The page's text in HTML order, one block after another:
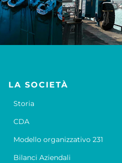
LA SOCIETÀ
Storia
CDA
Modello organizzativo 231
Bilanci Aziendali